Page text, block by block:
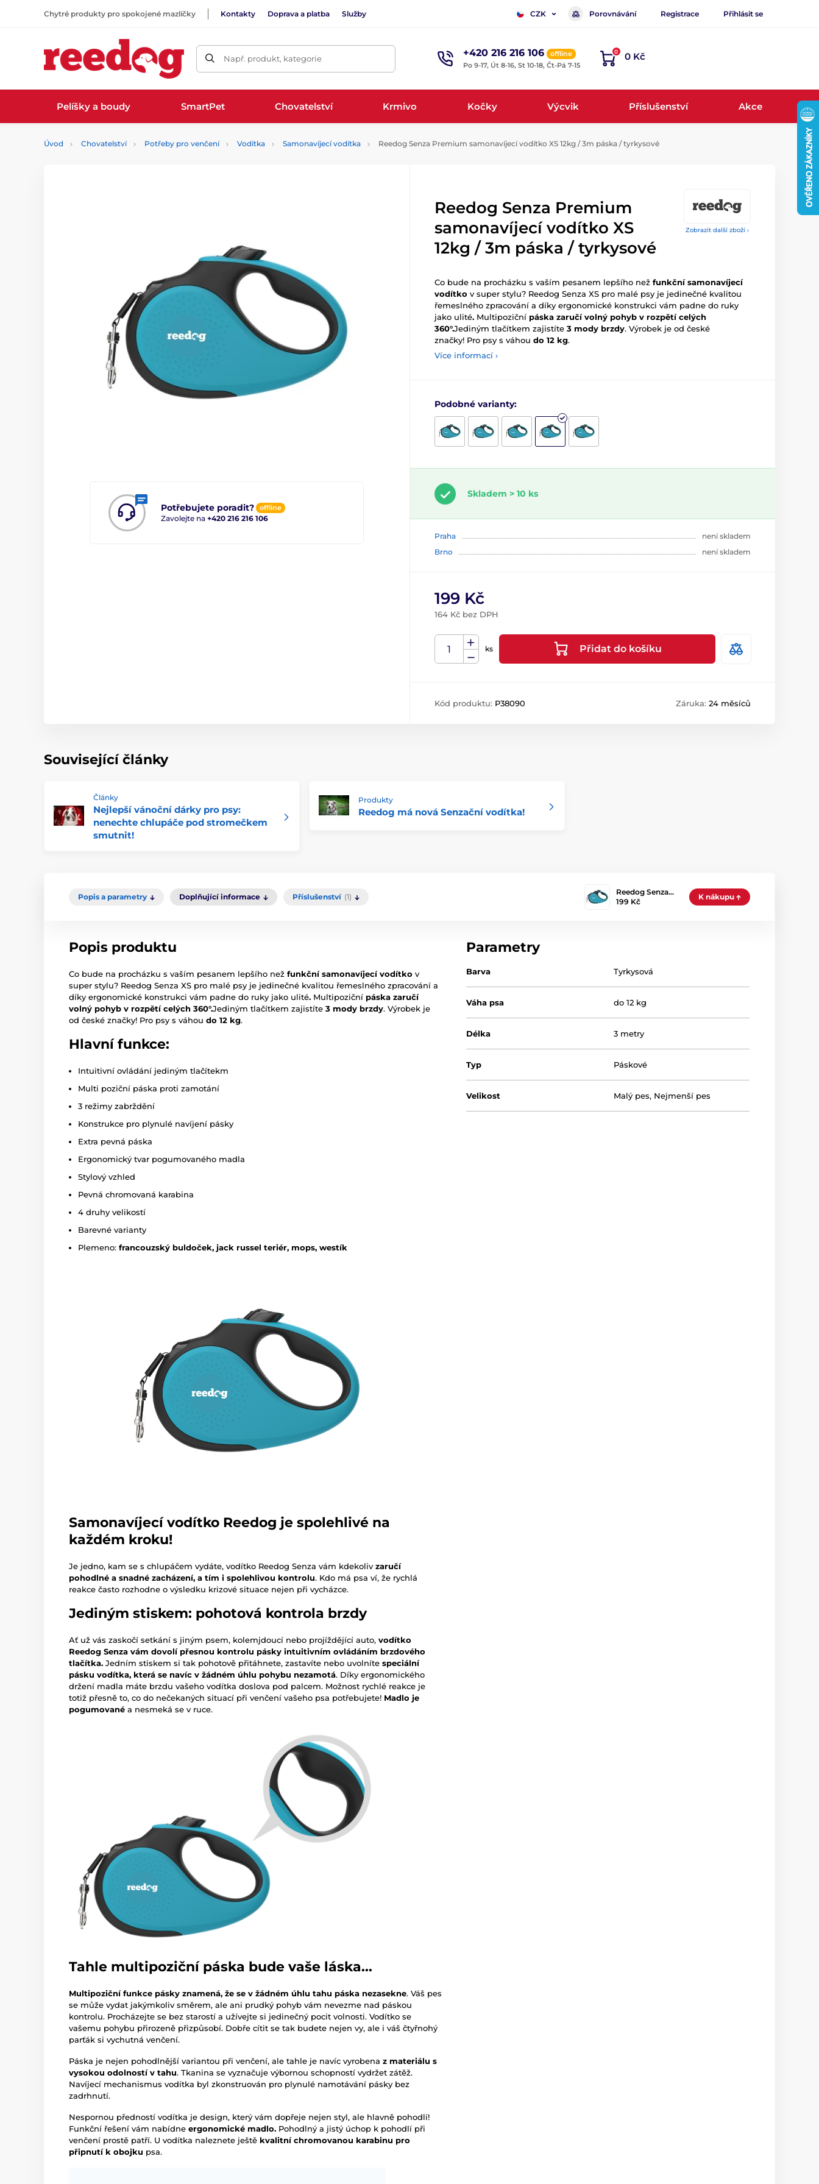
Chytré produkty pro spokojené mazlíčky Kontakty Doprava a platba Služby CZK Porovnávání Registrace Přihlásit se
Např. produkt, kategorie +420 216 216 106
offline
Po 9-17, Út 8-16, St 10-18, Čt-Pá 7-15
0 0 Kč
Pelíšky a boudy SmartPet Chovatelství Krmivo Kočky Výcvik Příslušenství Akce
Úvod Chovatelství Potřeby pro venčení Vodítka Samonavíjecí vodítka Reedog Senza Premium samonavíjecí vodítko XS 12kg / 3m páska / tyrkysové
Zobrazit další zboží ›
Potřebujete poradit? offline
Zavolejte na +420 216 216 106
Reedog Senza Premium
samonavíjecí vodítko XS
12kg / 3m páska / tyrkysové
Co bude na procházku s vaším pesanem lepšího než funkční samonavíjecí
vodítko v super stylu? Reedog Senza XS pro malé psy je jedinečné kvalitou
řemeslného zpracování a díky ergonomické konstrukci vám padne do ruky
jako ulité. Multipoziční páska zaručí volný pohyb v rozpětí celých
360°.Jediným tlačítkem zajistíte 3 mody brzdy. Výrobek je od české
značky! Pro psy s váhou do 12 kg.
Více informací ›
Podobné varianty:
Skladem > 10 ks
Praha
není skladem
Brno
není skladem
199 Kč
164 Kč bez DPH
ks Přidat do košíku
Kód produktu: P38090 Záruka: 24 měsíců
Související články
Články
Nejlepší vánoční dárky pro psy:
nenechte chlupáče pod stromečkem
smutnit!
Produkty
Reedog má nová Senzační vodítka!
Popis a parametry Doplňující informace Příslušenství (1)
Reedog Senza…
199 Kč
K nákupu
Popis produktu
Co bude na procházku s vaším pesanem lepšího než funkční samonavíjecí vodítko v
super stylu? Reedog Senza XS pro malé psy je jedinečné kvalitou řemeslného zpracování a
díky ergonomické konstrukci vám padne do ruky jako ulité. Multipoziční páska zaručí
volný pohyb v rozpětí celých 360°.Jediným tlačítkem zajistíte 3 mody brzdy. Výrobek je
od české značky! Pro psy s váhou do 12 kg.
Hlavní funkce:
Intuitivní ovládání jediným tlačítekm
Multi poziční páska proti zamotání
3 režimy zabrždění
Konstrukce pro plynulé navíjení pásky
Extra pevná páska
Ergonomický tvar pogumovaného madla
Stylový vzhled
Pevná chromovaná karabina
4 druhy velikostí
Barevné varianty
Plemeno: francouzský buldoček, jack russel teriér, mops, westík
Samonavíjecí vodítko Reedog je spolehlivé na
každém kroku!
Je jedno, kam se s chlupáčem vydáte, vodítko Reedog Senza vám kdekoliv zaručí
pohodlné a snadné zacházení, a tím i spolehlivou kontrolu. Kdo má psa ví, že rychlá
reakce často rozhodne o výsledku krizové situace nejen při vycházce.
Jediným stiskem: pohotová kontrola brzdy
Ať už vás zaskočí setkání s jiným psem, kolemjdoucí nebo projíždějící auto, vodítko
Reedog Senza vám dovolí přesnou kontrolu pásky intuitivním ovládáním brzdového
tlačítka. Jedním stiskem si tak pohotově přitáhnete, zastavíte nebo uvolníte speciální
pásku vodítka, která se navíc v žádném úhlu pohybu nezamotá. Díky ergonomického
držení madla máte brzdu vašeho vodítka doslova pod palcem. Možnost rychlé reakce je
totiž přesně to, co do nečekaných situací při venčení vašeho psa potřebujete! Madlo je
pogumované a nesmeká se v ruce.
Tahle multipoziční páska bude vaše láska...
Multipoziční funkce pásky znamená, že se v žádném úhlu tahu páska nezasekne. Váš pes
se může vydat jakýmkoliv směrem, ale ani prudký pohyb vám nevezme nad páskou
kontrolu. Procházejte se bez starostí a užívejte si jedinečný pocit volnosti. Vodítko se
vašemu pohybu přirozeně přizpůsobí. Dobře cítit se tak budete nejen vy, ale i váš čtyřnohý
parťák si vychutná venčení.
Páska je nejen pohodlnější variantou při venčení, ale tahle je navíc vyrobena z materiálu s
vysokou odolností v tahu. Tkanina se vyznačuje výbornou schopností vydržet zátěž.
Navíjecí mechanismus vodítka byl zkonstruován pro plynulé namotávání pásky bez
zadrhnutí.
Nespornou předností vodítka je design, který vám dopřeje nejen styl, ale hlavně pohodlí!
Funkční řešení vám nabídne ergonomické madlo. Pohodlný a jistý úchop k pohodlí při
venčení prostě patří. U vodítka naleznete ještě kvalitní chromovanou karabinu pro
připnutí k obojku psa.
Parametry
Barva Tyrkysová
Váha psa do 12 kg
Délka 3 metry
Typ Páskové
Velikost Malý pes, Nejmenší pes